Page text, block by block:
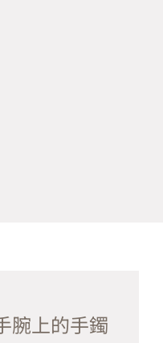
腕上的手鐲